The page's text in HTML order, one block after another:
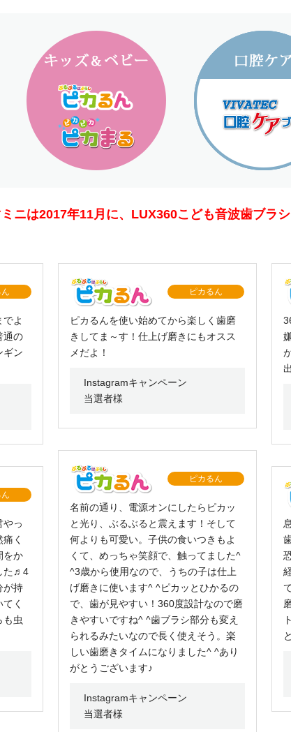
ニは2017年11月に、LUX360こども音波歯ブラ
よ
通の
ギン
ピカるん
ピカるんを使い始めてから楽しく歯磨
きしてま～す！仕上げ磨きにもオスス
メだよ！
Instagramキャンペーン
当選者様
やっ
く
をか
た♬4
が持
く
も虫
ピカるん
名前の通り、電源オンにしたらピカッ
と光り、ぶるぶると震えます！そして
何よりも可愛い。子供の食いつきもよ
くて、めっちゃ笑顔で、触ってました^
^3歳から使用なので、うちの子は仕上
げ磨きに使います^ ^ピカッとひかるの
で、歯が見やすい！360度設計なので磨
きやすいですね^ ^歯ブラシ部分も変え
られるみたいなので長く使えそう。楽
しい歯磨きタイムになりました^ ^あり
がとうございます♪
Instagramキャンペーン
当選者様